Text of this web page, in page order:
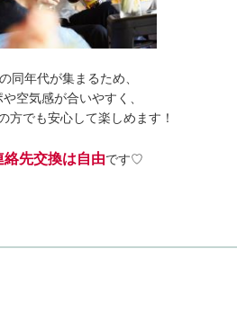
同年代が集まるため、
空気感が合いやすく、
方でも安心して楽しめます！
絡先交換は自由です♡